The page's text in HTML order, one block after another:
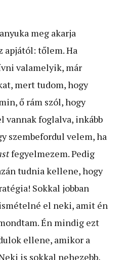
meg akarja
apjától: tőlem. Ha
valamelyik, már
mert tudom, hogy
ő rám szól, hogy
vannak foglalva, inkább
szembefordul velem, ha
fegyelmezem. Pedig
tudnia kellene, hogy
Sokkal jobban
el neki, amit én
Én mindig ezt
ellene, amikor a
is sokkal nehezebb,